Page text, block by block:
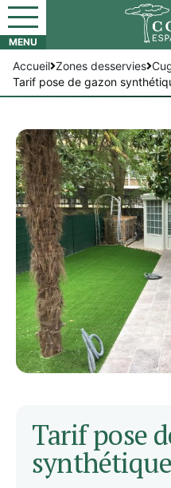
Accueil Zones desservies
Tarif pose de gazon
Tarif pose